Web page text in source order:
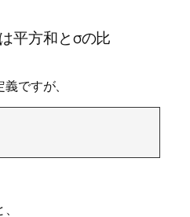
平方和とσの比
ですが、